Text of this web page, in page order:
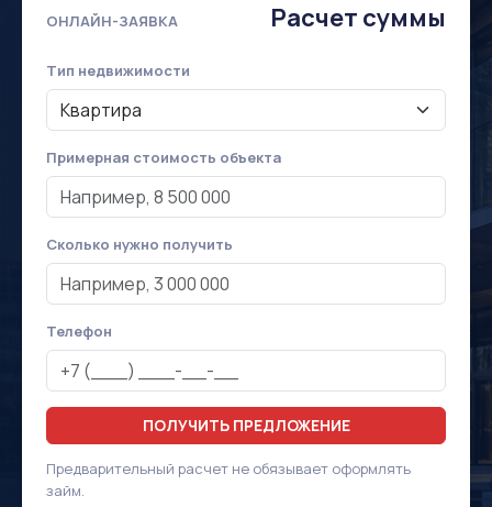
ОНЛАЙН-ЗАЯВКА Расчет суммы
Тип недвижимости
Примерная стоимость объекта
Сколько нужно получить
Телефон
ПОЛУЧИТЬ ПРЕДЛОЖЕНИЕ
Предварительный расчет не обязывает оформлять
займ.